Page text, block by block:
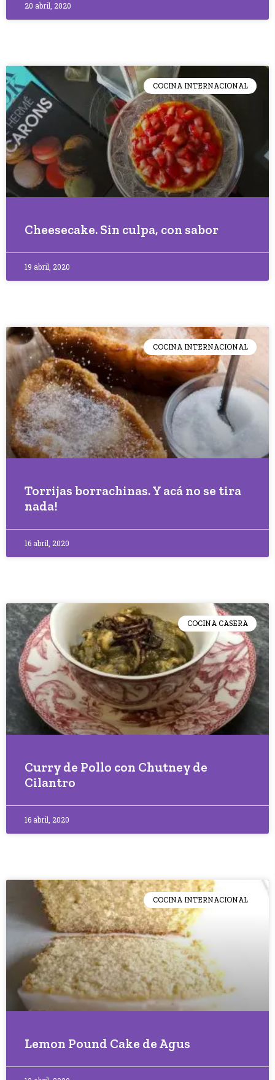
20 abril, 2020
COCINA INTERNACIONAL
Cheesecake. Sin culpa, con sabor
19 abril, 2020
COCINA INTERNACIONAL
Torrijas borrachinas. Y acá no se tira
nada!
16 abril, 2020
COCINA CASERA
Curry de Pollo con Chutney de
Cilantro
16 abril, 2020
COCINA INTERNACIONAL
Lemon Pound Cake de Agus